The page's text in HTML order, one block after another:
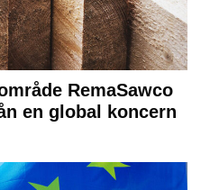
RemaSawco
en global koncern